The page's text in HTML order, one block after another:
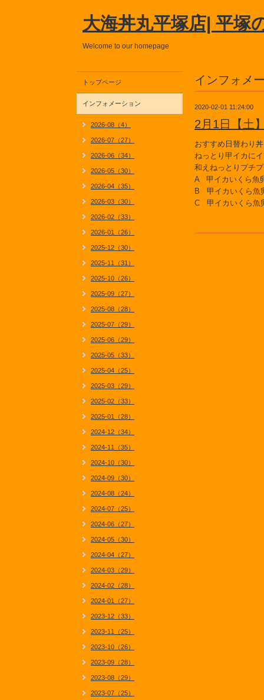
大海丼丸平塚店| 平塚
Welcome to our homepage
インフォメ
2020-02-01 11:24:00
2月1日【土
おすすめ日替わり丼
ねっとり甲イカに
和えねっとりプチ
A 甲イカいくら魚
B 甲イカいくら魚
C 甲イカいくら魚
トップページ
インフォメーション
2026-08（4）
2026-07（27）
2026-06（34）
2026-05（30）
2026-04（35）
2026-03（30）
2026-02（33）
2026-01（26）
2025-12（30）
2025-11（31）
2025-10（26）
2025-09（27）
2025-08（28）
2025-07（29）
2025-06（29）
2025-05（33）
2025-04（25）
2025-03（29）
2025-02（33）
2025-01（28）
2024-12（34）
2024-11（35）
2024-10（30）
2024-09（30）
2024-08（24）
2024-07（25）
2024-06（27）
2024-05（30）
2024-04（27）
2024-03（29）
2024-02（28）
2024-01（27）
2023-12（33）
2023-11（25）
2023-10（26）
2023-09（28）
2023-08（29）
2023-07（25）